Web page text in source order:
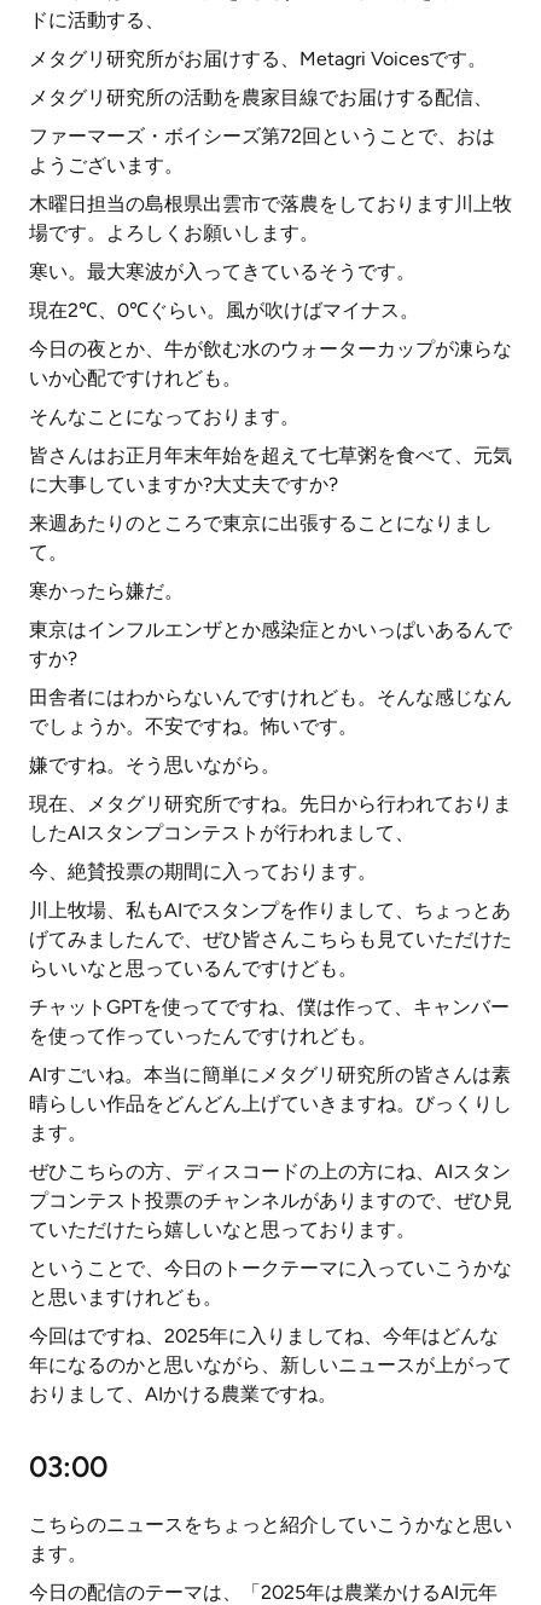
ドに活動する、
メタグリ研究所がお届けする、Metagri Voicesです。
メタグリ研究所の活動を農家目線でお届けする配信、
ファーマーズ・ボイシーズ第72回ということで、おは
ようございます。
木曜日担当の島根県出雲市で落農をしております川上牧
場です。よろしくお願いします。
寒い。最大寒波が入ってきているそうです。
現在2℃、0℃ぐらい。風が吹けばマイナス。
今日の夜とか、牛が飲む水のウォーターカップが凍らな
いか心配ですけれども。
そんなことになっております。
皆さんはお正月年末年始を超えて七草粥を食べて、元気
に大事していますか?大丈夫ですか?
来週あたりのところで東京に出張することになりまし
て。
寒かったら嫌だ。
東京はインフルエンザとか感染症とかいっぱいあるんで
すか?
田舎者にはわからないんですけれども。そんな感じなん
でしょうか。不安ですね。怖いです。
嫌ですね。そう思いながら。
現在、メタグリ研究所ですね。先日から行われておりま
したAIスタンプコンテストが行われまして、
今、絶賛投票の期間に入っております。
川上牧場、私もAIでスタンプを作りまして、ちょっとあ
げてみましたんで、ぜひ皆さんこちらも見ていただけた
らいいなと思っているんですけども。
チャットGPTを使ってですね、僕は作って、キャンバー
を使って作っていったんですけれども。
AIすごいね。本当に簡単にメタグリ研究所の皆さんは素
晴らしい作品をどんどん上げていきますね。びっくりし
ます。
ぜひこちらの方、ディスコードの上の方にね、AIスタン
プコンテスト投票のチャンネルがありますので、ぜひ見
ていただけたら嬉しいなと思っております。
ということで、今日のトークテーマに入っていこうかな
と思いますけれども。
今回はですね、2025年に入りましてね、今年はどんな
年になるのかと思いながら、新しいニュースが上がって
おりまして、AIかける農業ですね。
03:00
こちらのニュースをちょっと紹介していこうかなと思い
ます。
今日の配信のテーマは、「2025年は農業かけるAI元年